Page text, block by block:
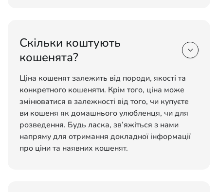
Скільки коштують
кошенята?

Ціна кошенят залежить від породи, якості та
конкретного кошеняти. Крім того, ціна може
змінюватися в залежності від того, чи купуєте
ви кошеня як домашнього улюбленця, чи для
розведення. Будь ласка, зв’яжіться з нами
напряму для отримання докладної інформації
про ціни та наявних кошенят.